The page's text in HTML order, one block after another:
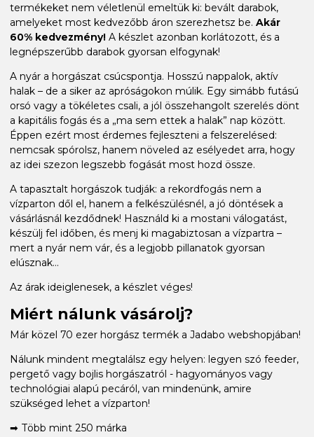
termékeket nem véletlenül emeltük ki: bevált darabok,
amelyeket most kedvezőbb áron szerezhetsz be. Akár
60% kedvezmény! A készlet azonban korlátozott, és a
legnépszerűbb darabok gyorsan elfogynak!
A nyár a horgászat csúcspontja. Hosszú nappalok, aktív
halak – de a siker az apróságokon múlik. Egy simább futású
orsó vagy a tökéletes csali, a jól összehangolt szerelés dönt
a kapitális fogás és a „ma sem ettek a halak” nap között.
Éppen ezért most érdemes fejleszteni a felszerelésed:
nemcsak spórolsz, hanem növeled az esélyedet arra, hogy
az idei szezon legszebb fogását most hozd össze.
A tapasztalt horgászok tudják: a rekordfogás nem a
vízparton dől el, hanem a felkészülésnél, a jó döntések a
vásárlásnál kezdődnek! Használd ki a mostani válogatást,
készülj fel időben, és menj ki magabiztosan a vízpartra –
mert a nyár nem vár, és a legjobb pillanatok gyorsan
elúsznak...
Az árak ideiglenesek, a készlet véges!
Miért nálunk vásárolj?
Már közel 70 ezer horgász termék a Jadabo webshopjában!
Nálunk mindent megtalálsz egy helyen: legyen szó feeder,
pergető vagy bojlis horgászatról - hagyományos vagy
technológiai alapú pecáról, van mindenünk, amire
szükséged lehet a vízparton!
➡ Több mint 250 márka